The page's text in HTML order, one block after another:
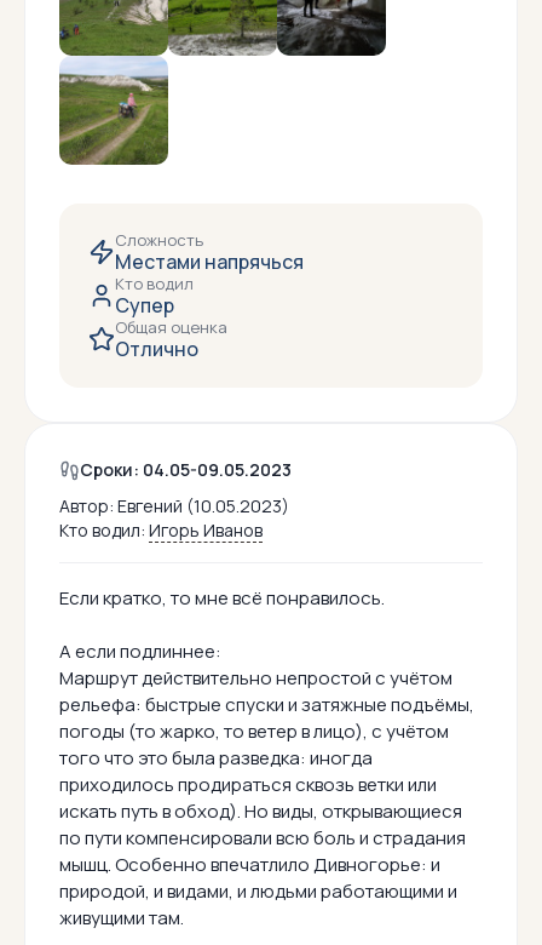
Сложность
Местами напрячься
Кто водил
Супер
Общая оценка
Отлично
Сроки: 04.05-09.05.2023
Автор: Евгений (10.05.2023)
Кто водил: Игорь Иванов
Если кратко, то мне всё понравилось.
А если подлиннее:
Маршрут действительно непростой с учётом
рельефа: быстрые спуски и затяжные подъёмы,
погоды (то жарко, то ветер в лицо), с учётом
того что это была разведка: иногда
приходилось продираться сквозь ветки или
искать путь в обход). Но виды, открывающиеся
по пути компенсировали всю боль и страдания
мышц. Особенно впечатлило Дивногорье: и
природой, и видами, и людьми работающими и
живущими там.